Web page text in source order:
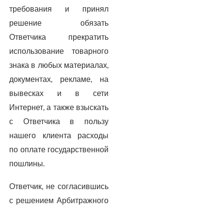
требования и принял
решение обязать
Ответчика прекратить
использование товарного
знака в любых материалах,
документах, рекламе, на
вывесках и в сети
Интернет, а также взыскать
с Ответчика в пользу
нашего клиента расходы
по оплате государственной
пошлины.
Ответчик, не согласившись
с решением Арбитражного